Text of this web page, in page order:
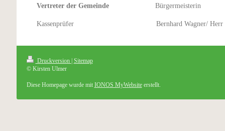
Vertreter der Gemeinde Bürgermeisterin
Kassenprüfer Bernhard Wagner/ Herr
Druckversion
Sitemap
© Kirsten Ulmer
Diese Homepage wurde mit IONOS MyWebsiteerstellt.